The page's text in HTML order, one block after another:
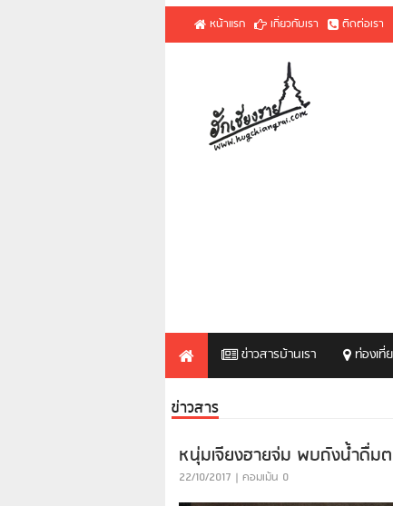
หน้าแรก เกี่ยวกับเรา ติดต่อเรา
ข่าวสารบ้านเรา ท่องเที่
ข่าวสาร
หนุ่มเจียงฮายจ่ม พบถังน้ำดื่ม
22/10/2017 | คอมเม้น 0